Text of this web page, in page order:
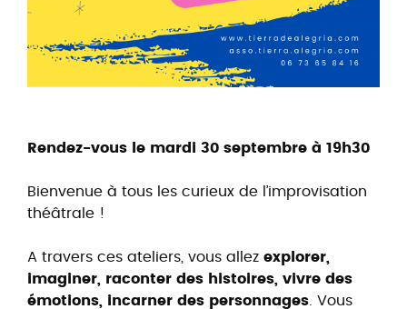
Rendez-vous le mardi 30 septembre à 19h30
Bienvenue à tous les curieux de l’improvisation
théâtrale !
A travers ces ateliers, vous allez explorer,
imaginer, raconter des histoires, vivre des
émotions, incarner des personnages . Vous